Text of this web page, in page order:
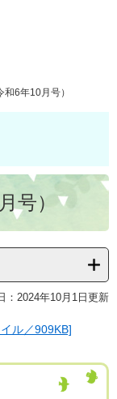
6年10月号）
号）
：2024年10月1日更新
ル／909KB]